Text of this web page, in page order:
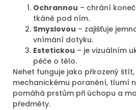
Ochrannou – chrání
tkáně pod ním.
Smyslovou – zajišťuje
vnímání dotyku.
Estetickou – je vizuálním
péče o tělo.
Nehet funguje jako přirozený
mechanickému poranění, tlumí
pomáhá prstům při úchopu a
předměty.